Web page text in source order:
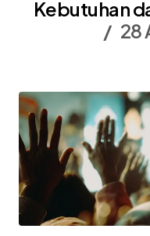
Kebutuhan
28